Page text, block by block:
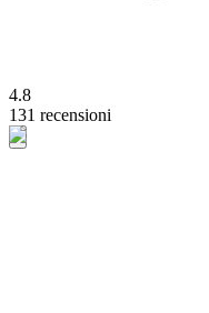
4.8
131 recensioni